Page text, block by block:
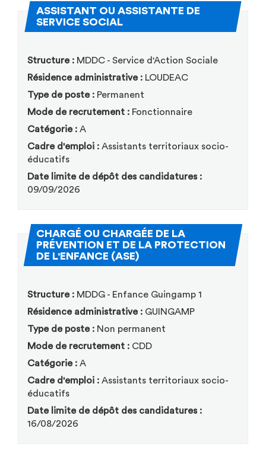
ASSISTANT OU ASSISTANTE DE
SERVICE SOCIAL
Structure : MDDC - Service d'Action Sociale
Résidence administrative : LOUDEAC
Type de poste : Permanent
Mode de recrutement : Fonctionnaire
Catégorie : A
Cadre d'emploi : Assistants territoriaux socio-
éducatifs
Date limite de dépôt des candidatures :
09/09/2026
CHARGÉ OU CHARGÉE DE LA
PRÉVENTION ET DE LA PROTECTION
DE L'ENFANCE (ASE)(Nouvelle fenêtre)
Structure : MDDG - Enfance Guingamp 1
Résidence administrative : GUINGAMP
Type de poste : Non permanent
Mode de recrutement : CDD
Catégorie : A
Cadre d'emploi : Assistants territoriaux socio-
éducatifs
Date limite de dépôt des candidatures :
16/08/2026